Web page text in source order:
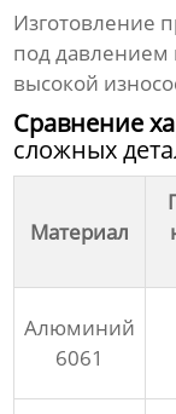
Изготовление
под давлением
высокой
Сравнение
сложных
Материал
Алюминий
6061